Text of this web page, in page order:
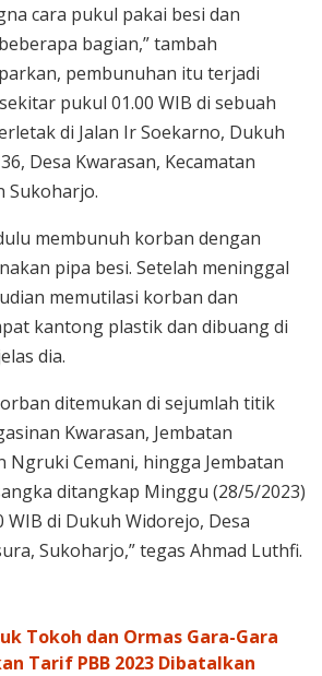
cara pukul pakai besi dan
bagian,” tambah
pembunuhan itu terjadi
pukul 01.00 WIB di sebuah
di Jalan Ir Soekarno, Dukuh
Desa Kwarasan, Kecamatan
Sukoharjo.
membunuh korban dengan
pipa besi. Setelah meninggal
memutilasi korban dan
kantong plastik dan dibuang di
dia.
ditemukan di sejumlah titik
Kwarasan, Jembatan
Ngruki Cemani, hingga Jembatan
ditangkap Minggu (28/5/2023)
di Dukuh Widorejo, Desa
Sukoharjo,” tegas Ahmad Luthfi.
Tokoh dan Ormas Gara-Gara
Tarif PBB 2023 Dibatalkan